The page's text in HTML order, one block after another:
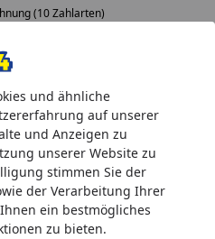
und ähnliche
auf unserer
und Anzeigen zu
unserer Website zu
stimmen Sie der
der Verarbeitung Ihrer
ein bestmögliches
zu bieten.
(10 Zahlarten)
Colima
Gas Feuerstelle